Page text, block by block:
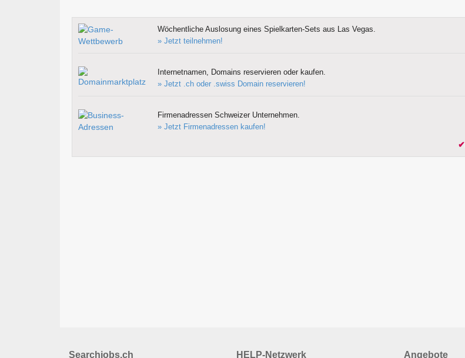
Wöchentliche Auslosung eines Spielkarten-Sets aus Las Vegas.
» Jetzt teilnehmen!
Internetnamen, Domains reservieren oder kaufen.
» Jetzt .ch oder .swiss Domain reservieren!
Firmenadressen Schweizer Unternehmen.
» Jetzt Firmenadressen kaufen!
✔
Searchjobs.ch HELP-Netzwerk Angebote